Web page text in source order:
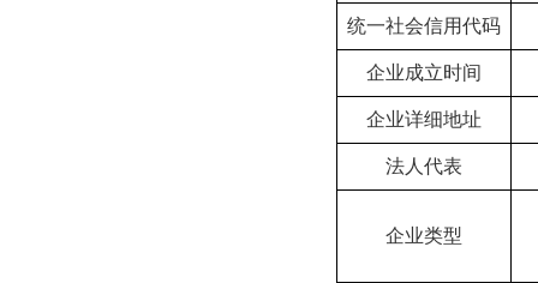
统一社会信用代码
企业成立时间
企业详细地址
法人代表
企业类型